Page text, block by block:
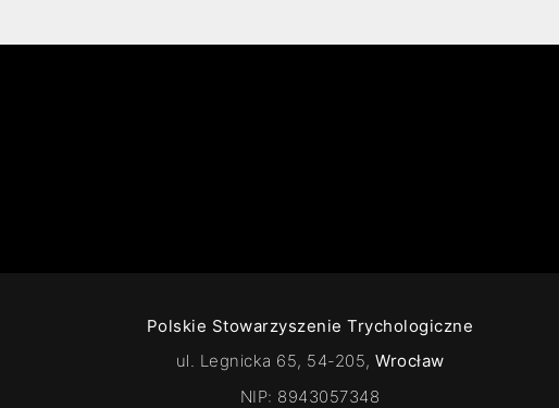
Polskie Stowarzyszenie Trychologiczne
ul. Legnicka 65, 54-205, Wrocław
NIP: 8943057348